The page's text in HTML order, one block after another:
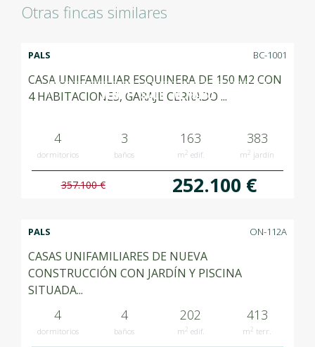
Otras fincas similares
VENUT SOLD VENDIDO
PALS BC-1001
CASA UNIFAMILIAR ESQUINERA DE 150 M2 CON
4 HABITACIONES, GARAJE CERRADO ...
4
dormitorios
3
baños
163
m2 edif.
383
m2 jardín
357.100 € 252.100 €
PALS ON-112A
CASAS UNIFAMILIARES DE NUEVA
CONSTRUCCIÓN CON JARDÍN Y PISCINA
SITUADA...
4
dormitorios
4
baños
202
m2 edif.
413
m2 terr.